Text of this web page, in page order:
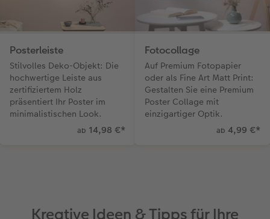
Posterleiste
Stilvolles Deko-Objekt: Die
hochwertige Leiste aus
zertifiziertem Holz
präsentiert Ihr Poster im
minimalistischen Look.
ab 14,98 €*
Fotocollage
Auf Premium Fotopapier
oder als Fine Art Matt Print:
Gestalten Sie eine Premium
Poster Collage mit
einzigartiger Optik.
ab 4,99 €*
Kreative Ideen & Tipps für Ihre